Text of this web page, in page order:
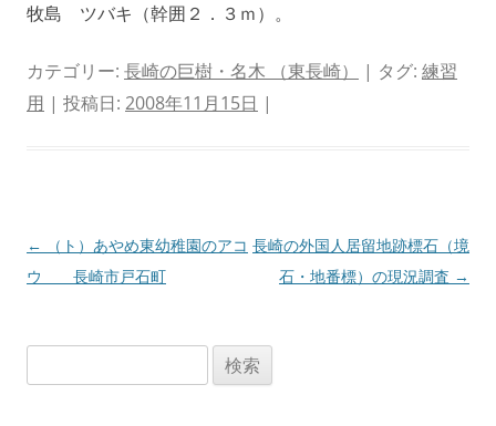
牧島 ツバキ（幹囲２．３ｍ）。
カテゴリー: 長崎の巨樹・名木 （東長崎） | タグ: 練習
用 | 投稿日: 2008年11月15日 |
投
稿
←
（ト）あやめ東幼稚園のアコ
ウ 長崎市戸石町
長崎の外国人居留地跡標石（境
石・地番標）の現況調査 →
索: